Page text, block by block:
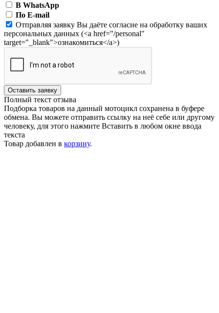
В WhatsApp
По E-mail
Отправляя заявку Вы даёте согласие на обработку ваших
персональных данных (<a href="/personal"
target="_blank">ознакомиться</a>)
Оставить заявку
Полный текст отзыва
Подборка товаров на данный мотоцикл сохранена в буфере
обмена. Вы можете отправить ссылку на неё себе или другому
человеку, для этого нажмите Вставить в любом окне ввода
текста
Товар добавлен в корзину.